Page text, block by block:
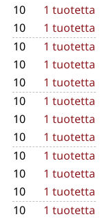
10
1 tuotetta
10
1 tuotetta
10
1 tuotetta
10
1 tuotetta
10
1 tuotetta
10
1 tuotetta
10
1 tuotetta
10
1 tuotetta
10
1 tuotetta
10
1 tuotetta
10
1 tuotetta
10
1 tuotetta